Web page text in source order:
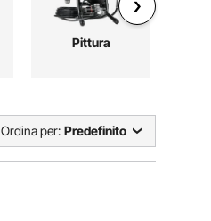
Pittura
Ordina per: Predefinito